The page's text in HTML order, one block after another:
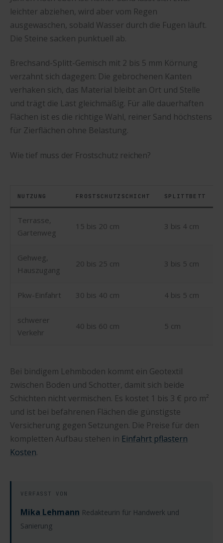
leichter abziehen, wird aber vom Regen
ausgewaschen, sobald Wasser durch die Fugen läuft.
Die Steine sacken punktuell ab.
Brechsand-Splitt-Gemisch mit 2 bis 5 mm Körnung
verzahnt sich dagegen: Die gebrochenen Kanten
verhaken sich, das Material bleibt an Ort und Stelle
und trägt die Last gleichmäßig. Für alle dauerhaften
Flächen ist es die richtige Wahl, reiner Sand höchstens
für Zierflächen ohne Belastung.
Wie tief muss der Frostschutz reichen?
NUTZUNG FROSTSCHUTZSCHICHT SPLITTBETT
Terrasse,
Gartenweg
15 bis 20 cm 3 bis 4 cm
Gehweg,
Hauszugang
20 bis 25 cm 3 bis 5 cm
Pkw-Einfahrt 30 bis 40 cm 4 bis 5 cm
schwerer
Verkehr
40 bis 60 cm 5 cm
Bei bindigem Lehmboden kommt ein Geotextil
zwischen Boden und Schotter, damit sich beide
Schichten nicht vermischen. Es kostet 1 bis 3 € pro m²
und ist bei befahrenen Flächen die günstigste
Versicherung gegen Setzungen. Die Preise für den
kompletten Aufbau stehen in Einfahrt pflastern
Kosten.
VERFASST VON
Mika Lehmann Redakteurin für Handwerk und
Sanierung